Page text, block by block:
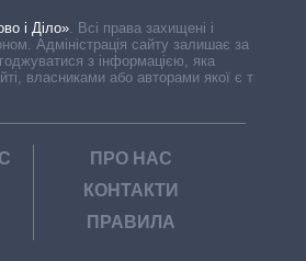
і Діло»
Всі права захищені і
Адміністрація сайту залишає за
з інформацією, яка
власниками або авторами якої є треті
ПРО НАС
КОНТАКТИ
ПРАВИЛА